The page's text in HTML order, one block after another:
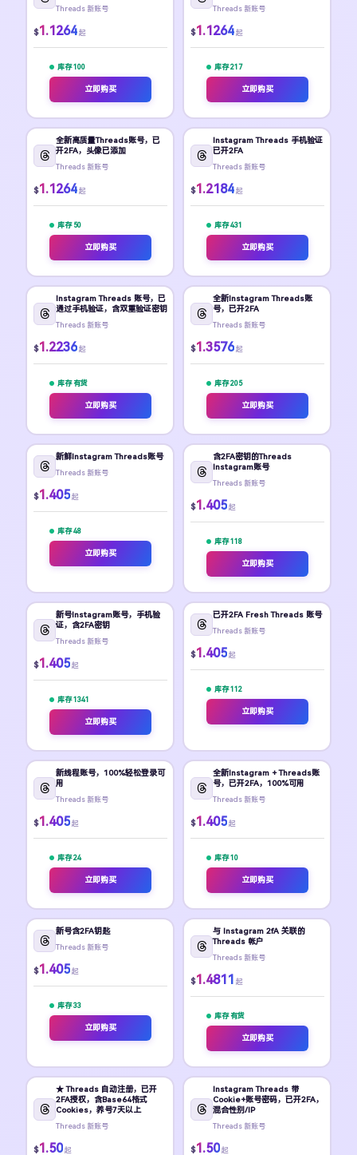
Threads 新账号
$1.1264 起
库存 100
立即购买
Threads 新账号
$1.1264 起
库存 217
立即购买
全新高质量Threads账号，已
开2FA，头像已添加
Threads 新账号
$1.1264 起
库存 50
立即购买
Instagram Threads 手机验证
已开2FA
Threads 新账号
$1.2184 起
库存 431
立即购买
Instagram Threads 账号，已
通过手机验证，含双重验证密钥
Threads 新账号
$1.2236 起
库存 有货
立即购买
全新Instagram Threads账
号，已开2FA
Threads 新账号
$1.3576 起
库存 205
立即购买
新鲜Instagram Threads账号
Threads 新账号
$1.405 起
库存 48
立即购买
含2FA密钥的Threads
Instagram账号
Threads 新账号
$1.405 起
库存 118
立即购买
新号Instagram账号，手机验
证，含2FA密钥
Threads 新账号
$1.405 起
库存 1341
立即购买
已开2FA Fresh Threads 账号
Threads 新账号
$1.405 起
库存 112
立即购买
新线程账号，100%轻松登录可
用
Threads 新账号
$1.405 起
库存 24
立即购买
全新Instagram + Threads账
号，已开2FA，100%可用
Threads 新账号
$1.405 起
库存 10
立即购买
新号含2FA钥匙
Threads 新账号
$1.405 起
库存 33
立即购买
与 Instagram 2fA 关联的
Threads 帐户
Threads 新账号
$1.4811 起
库存 有货
立即购买
★ Threads 自动注册，已开
2FA授权，含Base64格式
Cookies，养号7天以上
Threads 新账号
$1.50 起
Instagram Threads 带
Cookie+账号密码，已开2FA，
混合性别/IP
Threads 新账号
$1.50 起